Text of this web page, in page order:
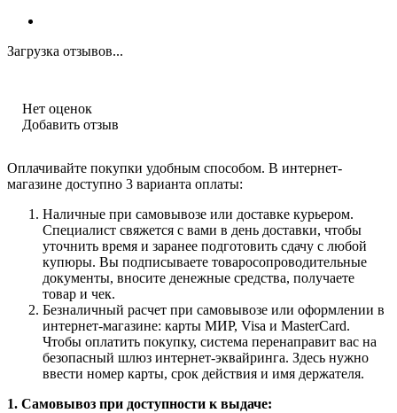
Загрузка отзывов...
Нет оценок
Добавить отзыв
Оплачивайте покупки удобным способом. В интернет-
магазине доступно 3 варианта оплаты:
Наличные при самовывозе или доставке курьером.
Специалист свяжется с вами в день доставки, чтобы
уточнить время и заранее подготовить сдачу с любой
купюры. Вы подписываете товаросопроводительные
документы, вносите денежные средства, получаете
товар и чек.
Безналичный расчет при самовывозе или оформлении в
интернет-магазине: карты МИР, Visa и MasterCard.
Чтобы оплатить покупку, система перенаправит вас на
безопасный шлюз интернет-эквайринга. Здесь нужно
ввести номер карты, срок действия и имя держателя.
1. Самовывоз при доступности к выдаче: